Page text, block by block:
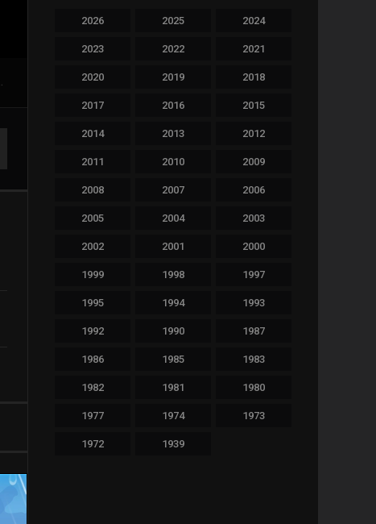
Family
Mystery
Romance
Sci-Fi & Fantasy
War
Western
2026 2025 2024
2023 2022 2021
2020 2019 2018
2017 2016 2015
2014 2013 2012
2011 2010 2009
2008 2007 2006
2005 2004 2003
2002 2001 2000
1999 1998 1997
1995 1994 1993
1992 1990 1987
1986 1985 1983
1982 1981 1980
1977 1974 1973
1972 1939